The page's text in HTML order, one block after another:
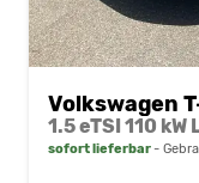
Volkswagen
sofort lieferbar